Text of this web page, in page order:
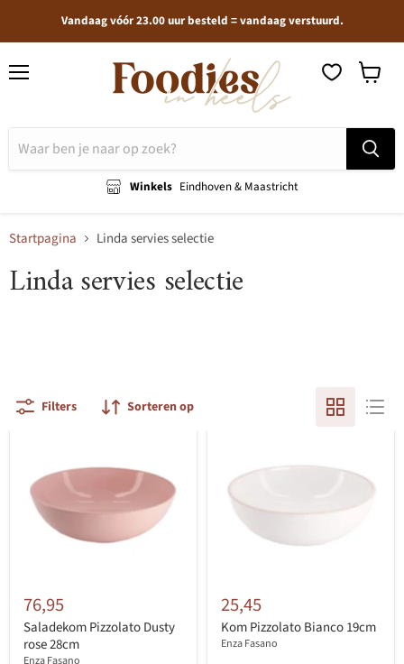
Vandaag vóór 23.00 uur besteld = vandaag verstuurd.
Winkels Eindhoven & Maastricht
Startpagina Linda servies selectie
Linda servies selectie
Filters Sorteren op
76,95
Saladekom Pizzolato Dusty
rose 28cm
25,45
Kom Pizzolato Bianco 19cm
Enza Fasano